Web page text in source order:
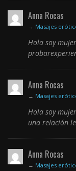
Anna Rocas
→ Masajes
Hola soy
Anna Rocas
→ Masajes
Hola soy
una relación
Anna Rocas
→ Masajes